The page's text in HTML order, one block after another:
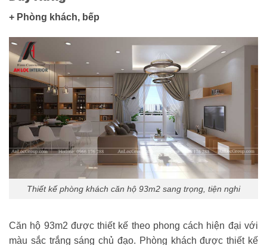
+ Phòng khách, bếp
Thiết kế phòng khách căn hộ 93m2 sang trọng, tiện nghi
Căn hộ 93m2 được thiết kế theo phong cách hiện đại với
màu sắc trắng sáng chủ đạo. Phòng khách được thiết kế